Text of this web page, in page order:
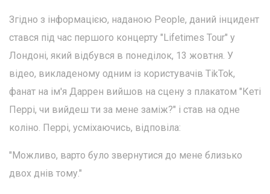
Згідно з інформацією, наданою People, даний інцидент
стався під час першого концерту "Lifetimes Tour" у
Лондоні, який відбувся в понеділок, 13 жовтня. У
відео, викладеному одним із користувачів TikTok,
фанат на ім'я Даррен вийшов на сцену з плакатом "Кеті
Перрі, чи вийдеш ти за мене заміж?" і став на одне
коліно. Перрі, усміхаючись, відповіла:
"Можливо, варто було звернутися до мене близько
двох днів тому."